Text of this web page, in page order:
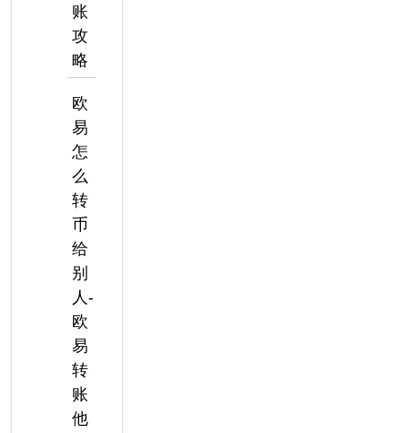
账
攻
略
欧
易
怎
么
转
币
给
别
人-
欧
易
转
账
他